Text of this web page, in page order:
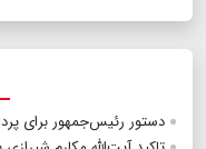
دستور رئیس‌جمهور برای